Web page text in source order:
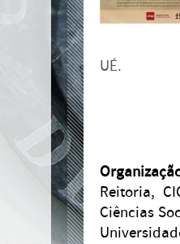
UÉ.
Reitoria,
Ciências